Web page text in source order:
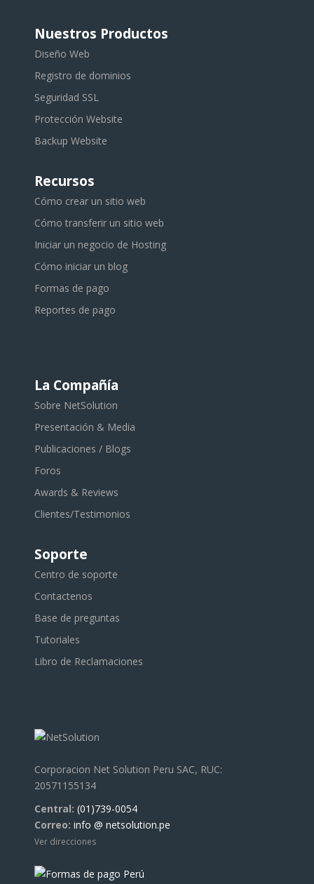
Nuestros Productos
Diseño Web
Registro de dominios
Seguridad SSL
Protección Website
Backup Website
Recursos
Cómo crear un sitio web
Cómo transferir un sitio web
Iniciar un negocio de Hosting
Cómo iniciar un blog
Formas de pago
Reportes de pago
La Compañía
Sobre NetSolution
Presentación & Media
Publicaciones / Blogs
Foros
Awards & Reviews
Clientes/Testimonios
Soporte
Centro de soporte
Contactenos
Base de preguntas
Tutoriales
Libro de Reclamaciones
Corporacion Net Solution Peru SAC, RUC:
20571155134
Central: (01)739-0054
Correo: info @ netsolution.pe
Ver direcciones